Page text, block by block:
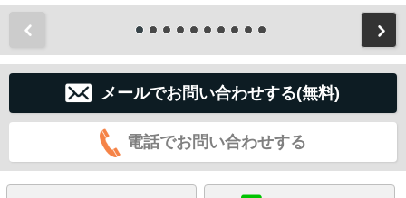
メールでお問い合わせする(無料)
電話でお問い合わせする